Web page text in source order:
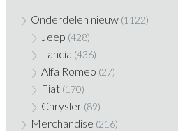
Onderdelen nieuw (1122)
Jeep (428)
Lancia (436)
Alfa Romeo (27)
Fiat (170)
Chrysler (89)
Merchandise (216)